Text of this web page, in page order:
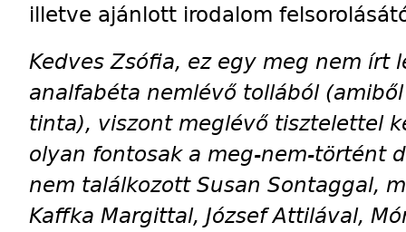
illetve ajánlott irodalom
Kedves Zsófia, ez egy meg nem írt
analfabéta nemlévő tollából
tinta), viszont meglévő tisztelettel
olyan fontosak a meg-nem-történt
nem találkozott Susan Sontaggal,
Kaffka Margittal, József Attilával,